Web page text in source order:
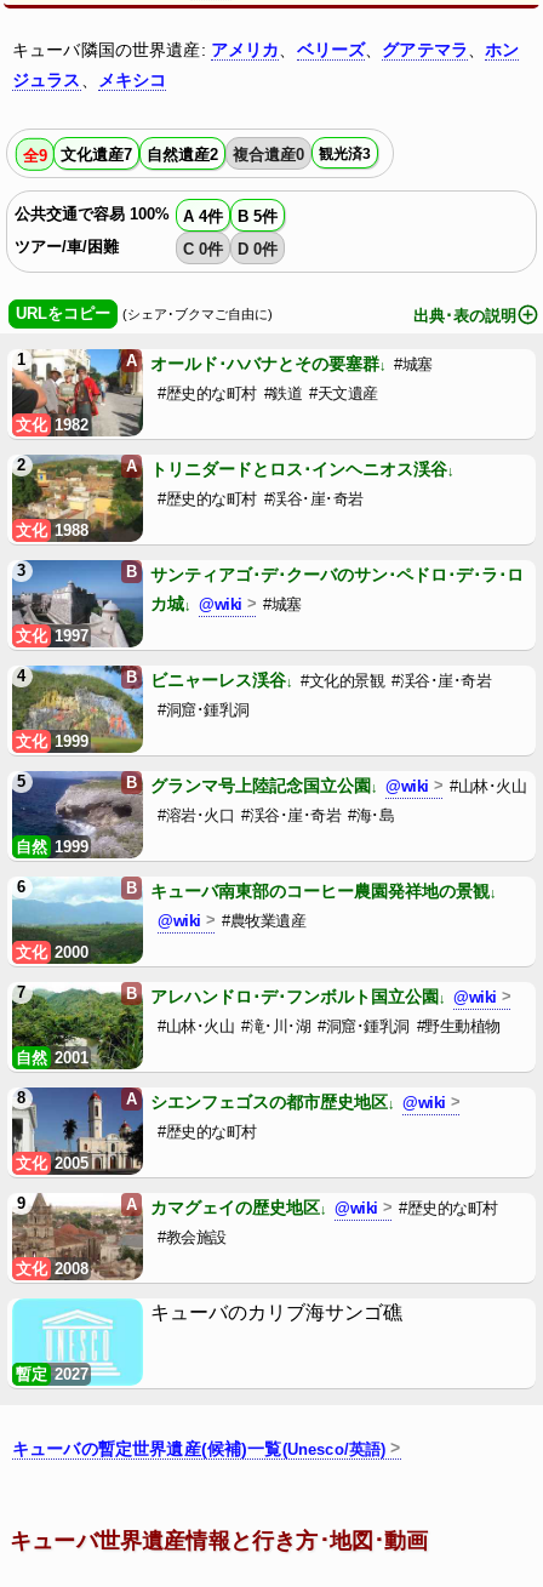
キューバ隣国の世界遺産: アメリカ ベリーズ、 グアテマラ 、ホン
ジュラス
メキシコ
全9 文化遺産7 自然遺産2 複合遺産0 観光済3
公共交通で容易 100% A 4件
B 5件
ツアー/車/困難
C 0件 D 0件
URLをコピー (シェア･ブクマご自由に) 出典･表の説明
1 オールド･ハバナとその要塞群
#城塞
#歴史的な町村 #鉄道 #天文遺産
文化 1982
A
2 トリニダードとロス･インヘニオス渓谷
#歴史的な町村 #渓谷･崖･奇岩
文化 1988
A
3
サンティアゴ･デ･クーバのサン･ペドロ･デ･ラ･ロ
カ城
@wiki
#城塞
文化 1997
B
4 ビニャーレス渓谷 #文化的景観 #渓谷･崖･奇岩
#洞窟･鍾乳洞
文化 1999
B
5 グランマ号上陸記念国立公園 @wiki
#山林･火山
#溶岩･火口 #渓谷･崖･奇岩 #海･島
自然 1999
B
6 キューバ南東部のコーヒー農園発祥地の景観
@wiki
#農牧業遺産
文化 2000
B
7 アレハンドロ･デ･フンボルト国立公園
@wiki
#山林･火山 #滝･川･湖 #洞窟･鍾乳洞 #野生動植物
自然 2001
B
8 シエンフェゴスの都市歴史地区
@wiki
#歴史的な町村
文化 2005
A
9 カマグェイの歴史地区 @wiki
#歴史的な町村
#教会施設
文化 2008
A
キューバのカリブ海サンゴ礁
暫定 2027
キューバの暫定世界遺産(候補)一覧(Unesco/英語)
キューバ世界遺産情報と行き方･地図･動画